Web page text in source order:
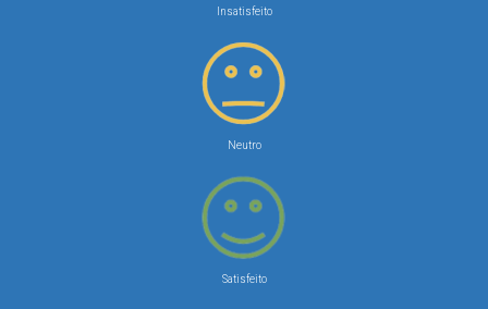
Insatisfeito
Neutro
Satisfeito